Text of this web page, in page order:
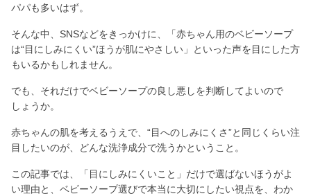
パパも多いはず。
そんな中、SNSなどをきっかけに、「赤ちゃん用のベビーソープ
は“目にしみにくい”ほうが肌にやさしい」といった声を目にした方
もいるかもしれません。
でも、それだけでベビーソープの良し悪しを判断してよいので
しょうか。
赤ちゃんの肌を考えるうえで、“目へのしみにくさ”と同じくらい注
目したいのが、どんな洗浄成分で洗うかということ。
この記事では、「目にしみにくいこと」だけで選ばないほうがよ
い理由と、ベビーソープ選びで本当に大切にしたい視点を、わか